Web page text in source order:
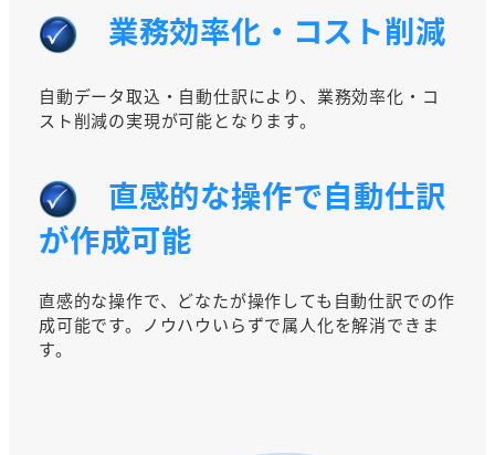
業務効率化・コスト削減
自動データ取込・自動仕訳により、業務効率化・コ
スト削減の実現が可能となります。
直感的な操作で自動仕訳
が作成可能
直感的な操作で、どなたが操作しても自動仕訳での作
成可能です。ノウハウいらずで属人化を解消できま
す。